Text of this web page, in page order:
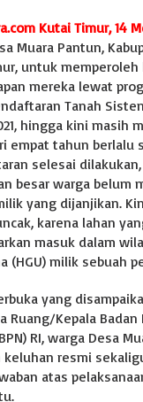
a
M
r
a
P
a
t
u
n
K
w
t
i
r
L
a
h
Kutai Timur, 14
Muara Pantun,
untuk
mereka lewat
Tanah
hingga kini masih
empat tahun berlalu
selesai
besar warga belum
yang dijanjikan.
karena lahan
masuk dalam
(HGU) milik sebuah
yang
Ruang/Kepala Badan
RI, warga Desa
keluhan resmi
atas